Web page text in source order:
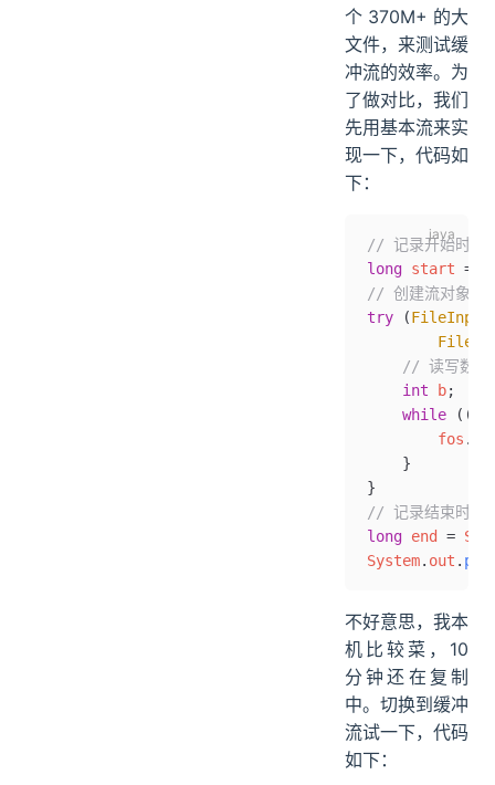
个 370M+ 的大
文件，来测试缓
冲流的效率。为
了做对比，我们
先用基本流来实
现一下，代码如
下：
// 记录开始时间
long start =
// 创建流对象
try (
    // 读写数据
    int
b;
    while
((b
        fos
.
    }
}
// 记录结束时间
long end =
System. out .
不好意思，我本
机比较菜，10
分钟还在复制
中。切换到缓冲
流试一下，代码
如下：